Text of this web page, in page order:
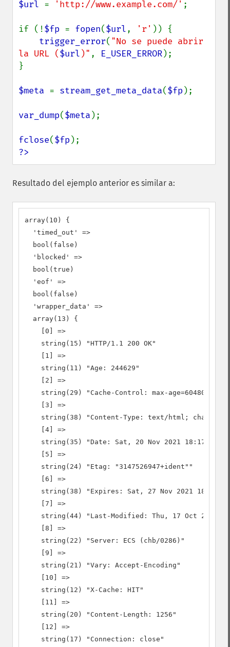
$url = 'http://www.example.com/' ;
if (!$fp = fopen($url, 'r' )) {
trigger_error( "No se puede abrir
la URL ($url )" , E_USER_ERROR);
}
$meta = stream_get_meta_data($fp );
var_dump($meta );
fclose($fp
?>
Resultado del ejemplo anterior es similar a:
array(10) {
  'timed_out' =>
  bool(false)
  'blocked' =>
  bool(true)
  'eof' =>
  bool(false)
  'wrapper_data' =>
  array(13) {
    [0] =>
    string(15) "HTTP/1.1 200 OK"
    [1] =>
    string(11) "Age: 244629"
    [2] =>
    string(29) "Cache-Control: max-age=604800"
    [3] =>
string(38) "Content-Type: text/html;
    [4] =>
string(35) "Date: Sat, 20 Nov 2021 18:17:57
    [5] =>
    string(24) "Etag: "3147526947+ident""
    [6] =>
string(38) "Expires: Sat, 27 Nov 2021
    [7] =>
string(44) "Last-Modified: Thu, 17 Oct 2019
    [8] =>
    string(22) "Server: ECS (chb/0286)"
    [9] =>
    string(21) "Vary: Accept-Encoding"
    [10] =>
    string(12) "X-Cache: HIT"
    [11] =>
    string(20) "Content-Length: 1256"
    [12] =>
    string(17) "Connection: close"